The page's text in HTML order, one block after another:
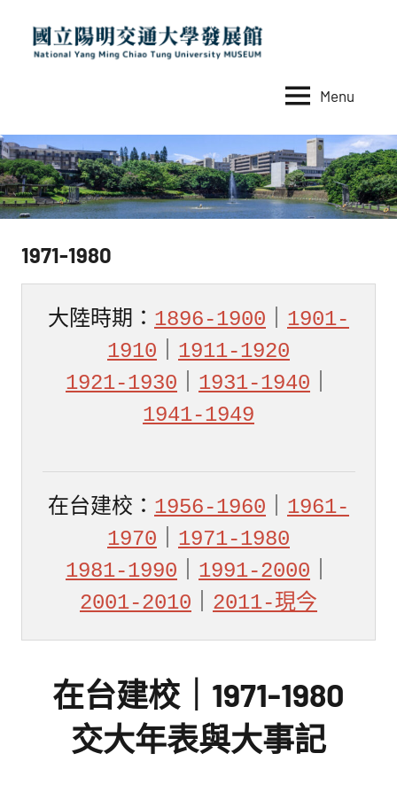
content
立
陽
明
交
通
大
Ming
Chiao
Tung
University
Menu
1971-1980
大陸時期： 1896-1900
1901-
1910
1911-1920
1921-1930
1931-1940
1941-1949
在台建校： 1956-1960
1961-
1970
1971-1980
1981-1990
1991-2000
2001-2010
2011-現今
在台建校｜1971-1980
交大年表與大事記